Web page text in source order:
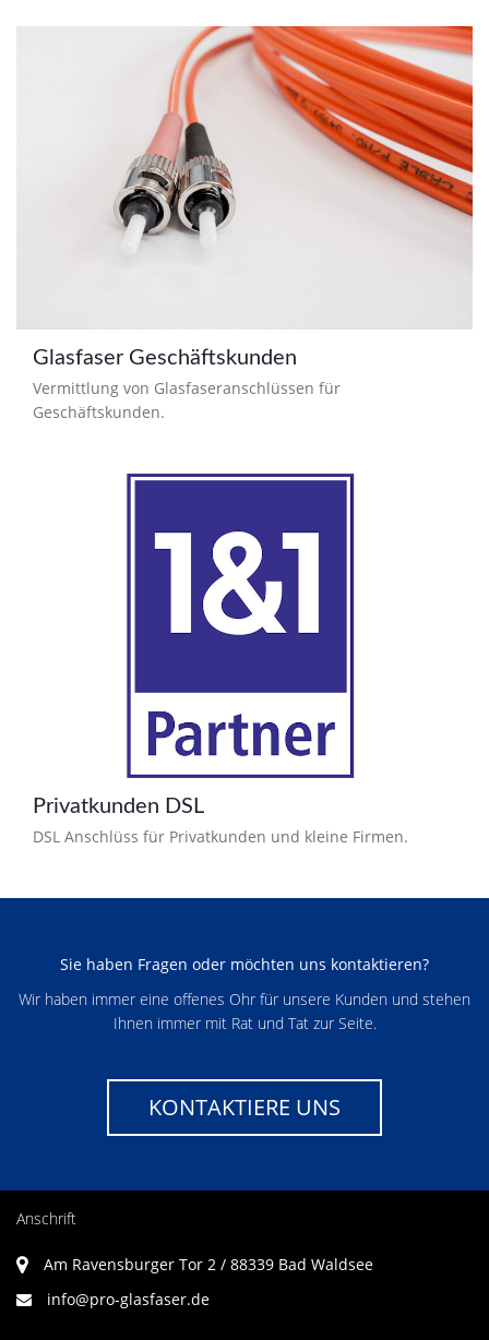
Glasfaser Geschäftskunden
Vermittlung von Glasfaseranschlüssen für
Geschäftskunden.
Privatkunden DSL
DSL Anschlüss für Privatkunden und kleine Firmen.
Sie haben Fragen oder möchten uns kontaktieren?
Wir haben immer eine offenes Ohr für unsere Kunden und stehen
Ihnen immer mit Rat und Tat zur Seite.
KONTAKTIERE UNS
Anschrift
Am Ravensburger Tor 2 / 88339 Bad Waldsee
info@pro-glasfaser.de